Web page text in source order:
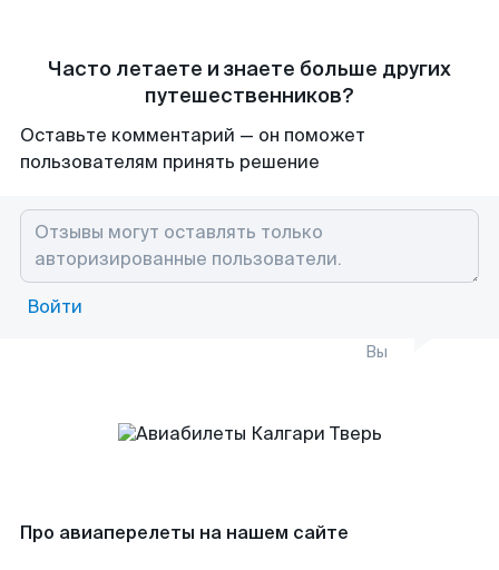
Часто летаете и знаете больше других
путешественников?
Оставьте комментарий — он поможет
пользователям принять решение
Войти
Вы
Про авиаперелеты на нашем сайте